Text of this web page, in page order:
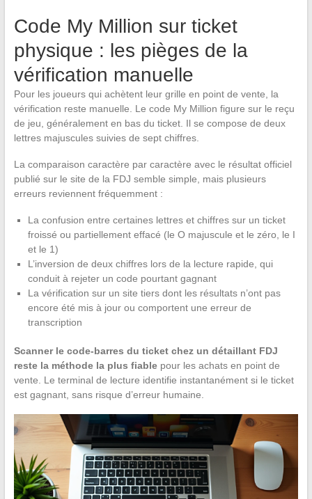
Code My Million sur ticket
physique : les pièges de la
vérification manuelle
Pour les joueurs qui achètent leur grille en point de vente, la
vérification reste manuelle. Le code My Million figure sur le reçu
de jeu, généralement en bas du ticket. Il se compose de deux
lettres majuscules suivies de sept chiffres.
La comparaison caractère par caractère avec le résultat officiel
publié sur le site de la FDJ semble simple, mais plusieurs
erreurs reviennent fréquemment :
La confusion entre certaines lettres et chiffres sur un ticket
froissé ou partiellement effacé (le O majuscule et le zéro, le I
et le 1)
L’inversion de deux chiffres lors de la lecture rapide, qui
conduit à rejeter un code pourtant gagnant
La vérification sur un site tiers dont les résultats n’ont pas
encore été mis à jour ou comportent une erreur de
transcription
Scanner le code-barres du ticket chez un détaillant FDJ
reste la méthode la plus fiablepour les achats en point de
vente. Le terminal de lecture identifie instantanément si le ticket
est gagnant, sans risque d’erreur humaine.